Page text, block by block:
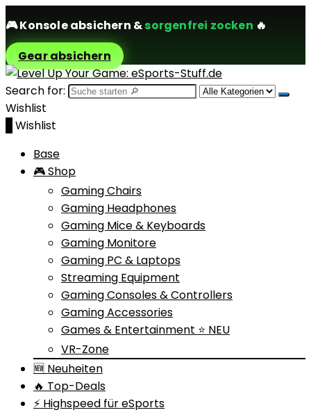
🎮Konsole absichern &sorgenfrei zocken 🔥
Gear absichern
Search for:
Wishlist
Wishlist
Base
🎮 Shop
Gaming Chairs
Gaming Headphones
Gaming Mice & Keyboards
Gaming Monitore
Gaming PC & Laptops
Streaming Equipment
Gaming Consoles & Controllers
Gaming Accessories
Games & Entertainment ⭐ NEU
VR-Zone
🆕 Neuheiten
🔥 Top-Deals
⚡ Highspeed für eSports